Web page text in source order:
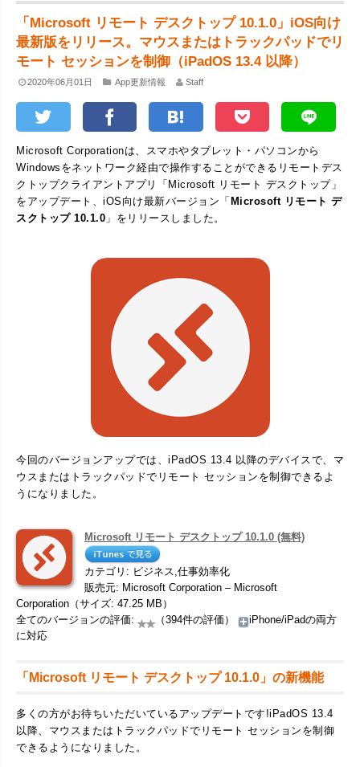
「Microsoft リモート デスクトップ 10.1.0」iOS向け
最新版をリリース。マウスまたはトラックパッドでリ
モート セッションを制御（iPadOS 13.4 以降）
2020年06月01日 App更新情報 Staff
Microsoft Corporationは、スマホやタブレット・パソコンから
Windowsをネットワーク経由で操作することができるリモートデス
クトップクライアントアプリ「Microsoft リモート デスクトップ」
をアップデート、iOS向け最新バージョン「Microsoft リモート デ
スクトップ 10.1.0 」をリリースしました。
今回のバージョンアップでは、iPadOS 13.4 以降のデバイスで、マ
ウスまたはトラックパッドでリモート セッションを制御できるよ
うになりました。
Microsoft リモート デスクトップ 10.1.0 (無料)
カテゴリ: ビジネス,仕事効率化
販売元: Microsoft Corporation – Microsoft
Corporation（サイズ: 47.25 MB）
全てのバージョンの評価:
（394件の評価）
iPhone/iPadの両方
に対応
「Microsoft リモート デスクトップ 10.1.0」の新機能
多くの方がお待ちいただいているアップデートです!iPadOS 13.4
以降、マウスまたはトラックパッドでリモート セッションを制御
できるようになりました。